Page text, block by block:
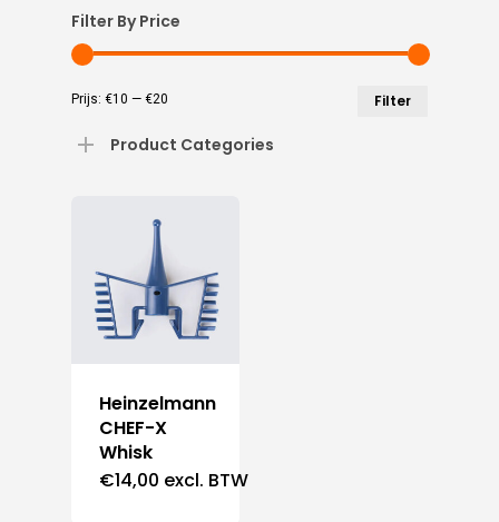
Filter By Price
Filter
Prijs: €10 — €20
Product Categories
Heinzelmann
CHEF-X
Whisk
€14,00 excl. BTW